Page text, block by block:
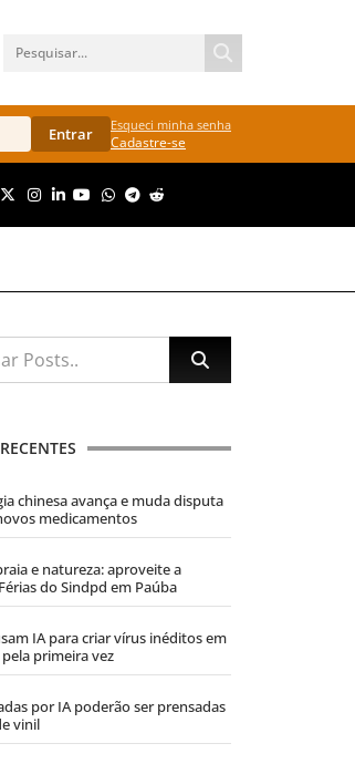
Entrar Esqueci minha senha
Cadastre-se
chinesa avança e muda disputa
medicamentos
e natureza: aproveite a
do Sindpd em Paúba
IA para criar vírus inéditos em
primeira vez
por IA poderão ser prensadas
vinil